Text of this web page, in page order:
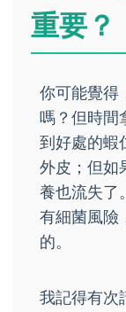
重要？
你可能覺得
嗎？但時間
到好處的蝦
外皮；但如
養也流失了
有細菌風險
的。
我記得有次